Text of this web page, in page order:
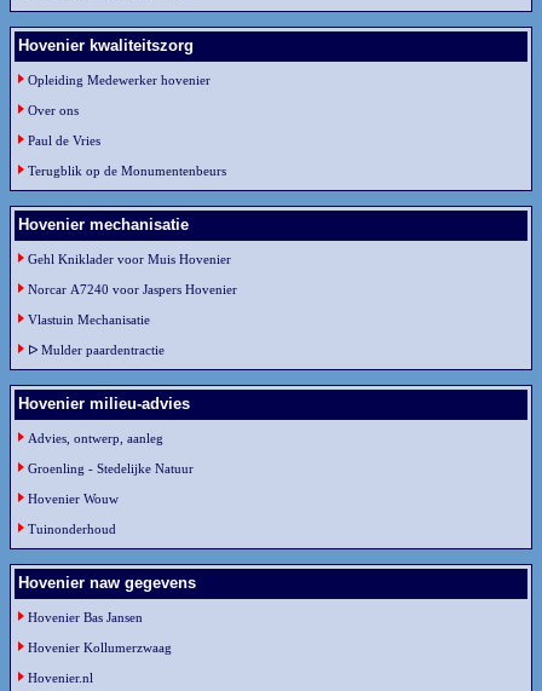
Hovenier kwaliteitszorg
Opleiding Medewerker hovenier
Over ons
Paul de Vries
Terugblik op de Monumentenbeurs
Hovenier mechanisatie
Gehl Kniklader voor Muis Hovenier
Norcar A7240 voor Jaspers Hovenier
Vlastuin Mechanisatie
ᐅ Mulder paardentractie
Hovenier milieu-advies
Advies, ontwerp, aanleg
Groenling - Stedelijke Natuur
Hovenier Wouw
Tuinonderhoud
Hovenier naw gegevens
Hovenier Bas Jansen
Hovenier Kollumerzwaag
Hovenier.nl